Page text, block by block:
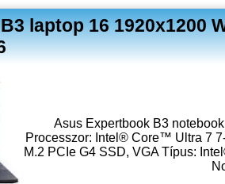
laptop 16 1920x1200
Asus Expertbook B3
Processzor: Intel® Core™ Ultra 7
M.2 PCIe G4 SSD, VGA Típus: